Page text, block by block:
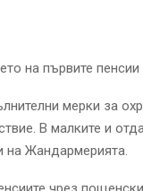
на първите пенсии
мерки за
В малките и
на Жандармерията.